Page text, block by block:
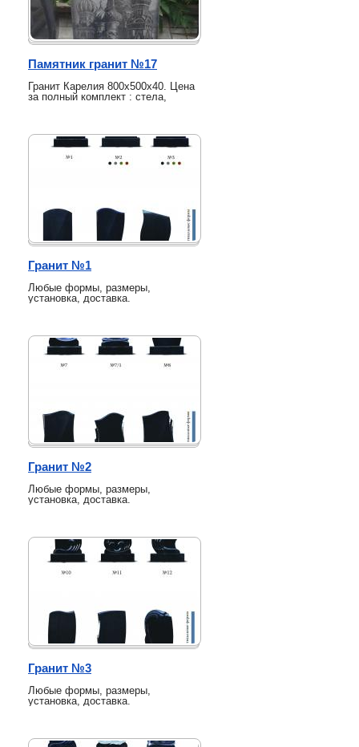
Памятник гранит №17
Гранит Карелия 800х500х40. Цена
за полный комплект : стела,
Гранит №1
Любые формы, размеры,
установка, доставка.
Гранит №2
Любые формы, размеры,
установка, доставка.
Гранит №3
Любые формы, размеры,
установка, доставка.